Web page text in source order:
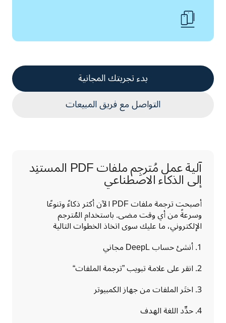
بدء تجربتك المجانية
التواصل مع فريق المبيعات
آلية عمل مُترجِم ملفات PDF المستنِد إلى الذكاء الاصطناعي
الإلكتروني، ما عليك سوى اتخاذ الخطوات التالية
1. أنشئ حساب DeepL مجاني
2‏. انقر على علامة تبويب ”ترجمة الملفات“
3‏. اختَر الملفات من جهاز الكمبيوتر
4‏. حدِّد اللغة الهدف